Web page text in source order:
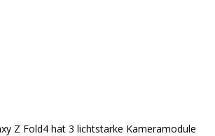
Z Fold4 hat 3 lichtstarke Kameramodule